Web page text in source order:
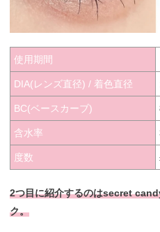
使用期間
DIA(レンズ直径) / 着色直径
BC(ベースカーブ)
含水率
度数
2つ目に紹介するのはsecret
ク。